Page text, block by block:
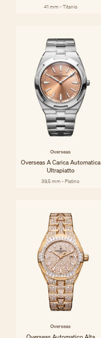
41 mm - Titanio
Overseas
Overseas A Carica Automatica
Ultrapiatto
39,5 mm - Platino
Overseas